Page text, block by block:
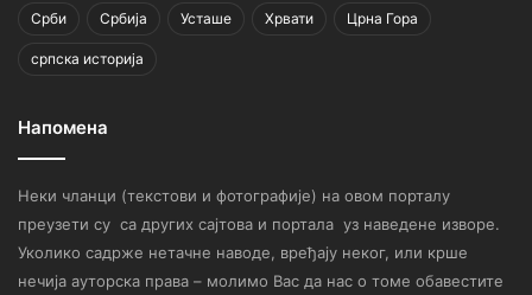
Срби Србија Усташе Хрвати Црна Гора
српска историја
Напомена
Неки чланци (текстови и фотографије) на овом порталу
преузети су са других сајтова и портала уз наведене изворе.
Уколико садрже нетачне наводе, вређају неког, или крше
нечија ауторска права – молимо Вас да нас о томе обавестите